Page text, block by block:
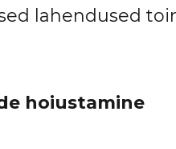
lahendused
hoiustamine